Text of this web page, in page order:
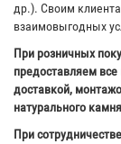
др.). Своим
взаимовыгодных
При розничных
предоставляем все
доставкой,
натурального
При